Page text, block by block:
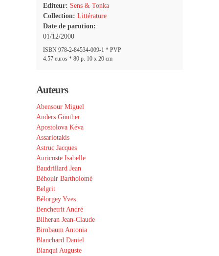
Editeur: Sens & Tonka
Collection: Littérature
Date de parution:
01/12/2000
ISBN 978-2-84534-009-1 * PVP
4.57 euros * 80 p. 10 x 20 cm
Auteurs
Abensour Miguel
Anders Günther
Apostolova Kéva
Assariotakis
Astruc Jacques
Auricoste Isabelle
Baudrillard Jean
Béhouir Bartholomé
Belgrit
Bélorgey Yves
Benchetrit André
Bilheran Jean-Claude
Birnbaum Antonia
Blanchard Daniel
Blanqui Auguste